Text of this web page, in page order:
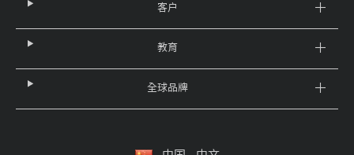
客户
教育
全球品牌